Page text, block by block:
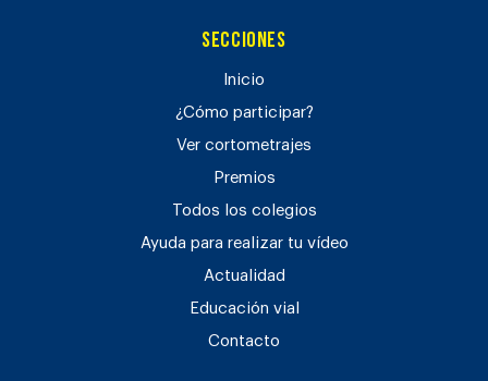
Secciones
Inicio
¿Cómo participar?
Ver cortometrajes
Premios
Todos los colegios
Ayuda para realizar tu vídeo
Actualidad
Educación vial
Contacto